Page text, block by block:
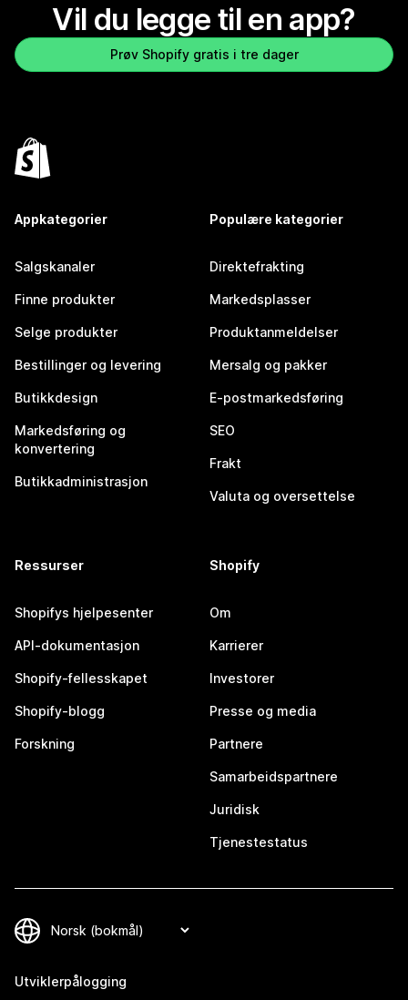
Vil du legge til en app?
Prøv Shopify gratis i tre dager
Appkategorier
Salgskanaler
Finne produkter
Selge produkter
Bestillinger og levering
Butikkdesign
Markedsføring og
konvertering
Butikkadministrasjon
Populære kategorier
Direktefrakting
Markedsplasser
Produktanmeldelser
Mersalg og pakker
E-postmarkedsføring
SEO
Frakt
Valuta og oversettelse
Ressurser
Shopifys hjelpesenter
API-dokumentasjon
Shopify-fellesskapet
Shopify-blogg
Forskning
Shopify
Om
Karrierer
Investorer
Presse og media
Partnere
Samarbeidspartnere
Juridisk
Tjenestestatus
Utviklerpålogging